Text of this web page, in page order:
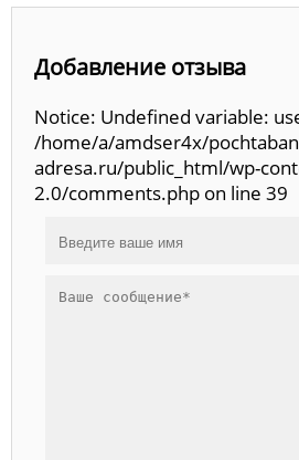
Добавление отзыва
Notice: Undefined variable:
/home/a/amdser4x/
adresa.ru/public_html/wp-
2.0/comments.php on line 39